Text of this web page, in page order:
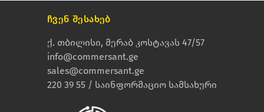
ჩვენ შესახებ
ქ. თბილისი, მერაბ კოსტავას 47/57
info@commersant.ge
sales@commersant.ge
220 39 55 / საინფორმაციო სამსახური